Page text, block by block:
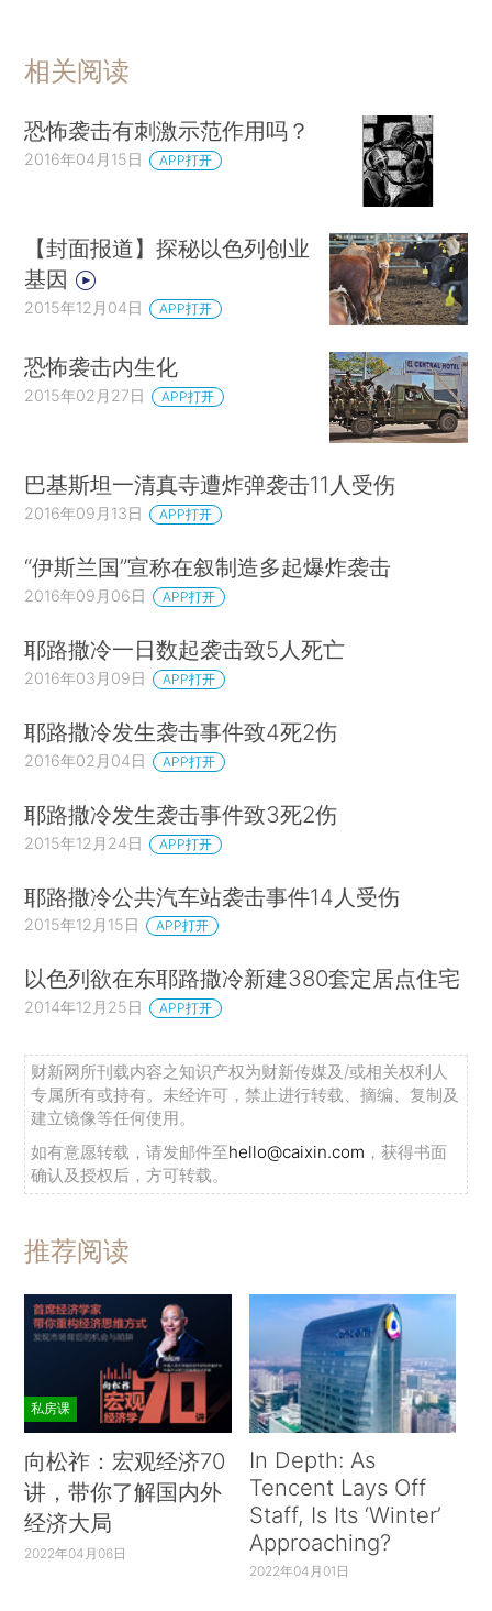
相关阅读
恐怖袭击有刺激示范作用吗？
2016年04月15日 APP打开
【封面报道】探秘以色列创业
基因
2015年12月04日 APP打开
恐怖袭击内生化
2015年02月27日 APP打开
巴基斯坦一清真寺遭炸弹袭击11人受伤
2016年09月13日 APP打开
“伊斯兰国”宣称在叙制造多起爆炸袭击
2016年09月06日 APP打开
耶路撒冷一日数起袭击致5人死亡
2016年03月09日 APP打开
耶路撒冷发生袭击事件致4死2伤
2016年02月04日 APP打开
耶路撒冷发生袭击事件致3死2伤
2015年12月24日 APP打开
耶路撒冷公共汽车站袭击事件14人受伤
2015年12月15日 APP打开
以色列欲在东耶路撒冷新建380套定居点住宅
2014年12月25日 APP打开
财新网所刊载内容之知识产权为财新传媒及/或相关权利人
专属所有或持有。未经许可，禁止进行转载、摘编、复制及
建立镜像等任何使用。
如有意愿转载，请发邮件至hello@caixin.com ，获得书面
确认及授权后，方可转载。
推荐阅读
私房课
向松祚：宏观经济70
讲，带你了解国内外
经济大局
2022年04月06日
In Depth: As
Tencent Lays Off
Staff, Is Its ‘Winter’
Approaching?
2022年04月01日